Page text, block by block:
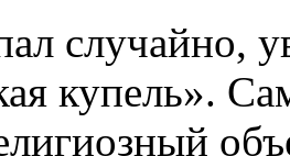
случайно,
купель».